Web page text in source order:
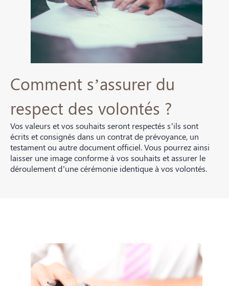
Comment s’assurer du
respect des volontés ?
Vos valeurs et vos souhaits seront respectés s’ils sont
écrits et consignés dans un contrat de prévoyance, un
testament ou autre document officiel. Vous pourrez ainsi
laisser une image conforme à vos souhaits et assurer le
déroulement d’une cérémonie identique à vos volontés.